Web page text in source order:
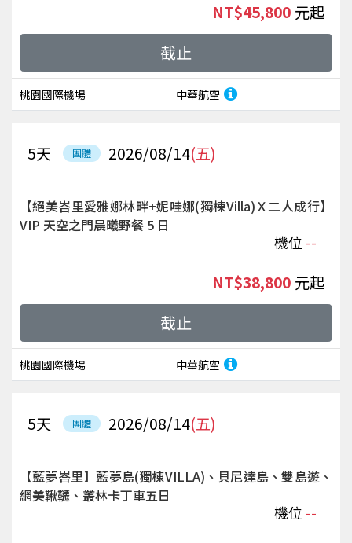
桃園國際機場 中華航空
NT$45,800 起
截止
團體 2026/08/14(五)
5天
【絕美峇里愛雅娜林畔+妮哇娜(獨棟Villa)Ｘ二人成行】
VIP 天空之門晨曦野餐 5 日
機位 --
桃園國際機場 中華航空
NT$38,800 起
截止
團體 2026/08/14(五)
5天
【藍夢峇里】藍夢島(獨棟VILLA)、貝尼達島、雙島遊、
網美鞦韆、叢林卡丁車五日
機位 --